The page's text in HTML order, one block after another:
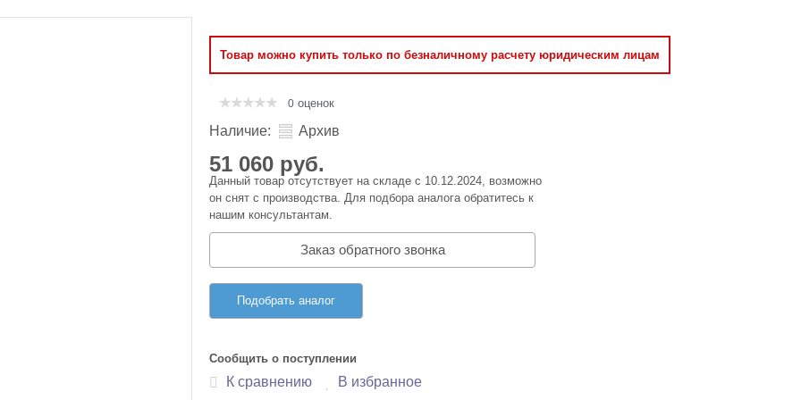
Товар можно купить только по безналичному расчету юридическим лицам
0 оценок
Наличие: Архив
51 060 руб.
Данный товар отсутствует на складе с 10.12.2024, возможно
он снят с производства. Для подбора аналога обратитесь к
нашим консультантам.
Заказ обратного звонка
Подобрать аналог
Сообщить о поступлении
К сравнению В избранное
память